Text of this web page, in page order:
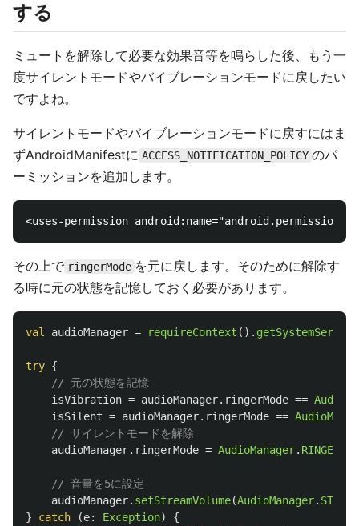
する
ミュートを解除して必要な効果音等を鳴らした後、もう一
度サイレントモードやバイブレーションモードに戻したい
ですよね。
サイレントモードやバイブレーションモードに戻すにはま
ずAndroidManifestに ACCESS_NOTIFICATION_POLICY のパ
ーミッションを追加します。
その上で ringerMode を元に戻します。そのために解除す
る時に元の状態を記憶しておく必要があります。
val audioManager = requireContext (). getSystemService
try {
// 元の状態を記憶
isVibration = audioManager. ringerMode ==
isSilent = audioManager. ringerMode ==
// サイレントモードを解除
audioManager. ringerMode = AudioManager.
// 音量を5に設定
audioManager. setStreamVolume(AudioManager.
}
catch (e: Exception)
{